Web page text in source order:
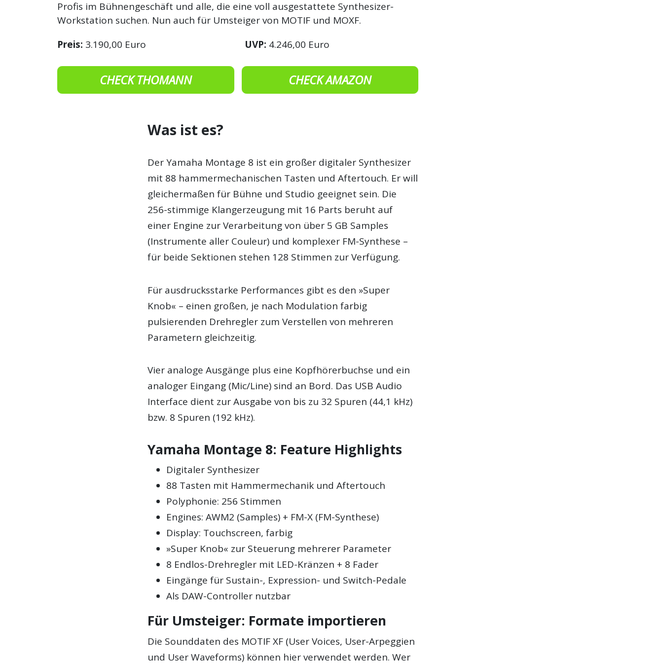
Profis im Bühnengeschäft und alle, die eine voll ausgestattete Synthesizer-
Workstation suchen. Nun auch für Umsteiger von MOTIF und MOXF.
Preis: 3.190,00 Euro UVP: 4.246,00 Euro
CHECK THOMANN CHECK AMAZON
Was ist es?
Der Yamaha Montage 8 ist ein großer digitaler Synthesizer
mit 88 hammermechanischen Tasten und Aftertouch. Er will
gleichermaßen für Bühne und Studio geeignet sein. Die
256-stimmige Klangerzeugung mit 16 Parts beruht auf
einer Engine zur Verarbeitung von über 5 GB Samples
(Instrumente aller Couleur) und komplexer FM-Synthese –
für beide Sektionen stehen 128 Stimmen zur Verfügung.
Für ausdrucksstarke Performances gibt es den »Super
Knob« – einen großen, je nach Modulation farbig
pulsierenden Drehregler zum Verstellen von mehreren
Parametern gleichzeitig.
Vier analoge Ausgänge plus eine Kopfhörerbuchse und ein
analoger Eingang (Mic/Line) sind an Bord. Das USB Audio
Interface dient zur Ausgabe von bis zu 32 Spuren (44,1 kHz)
bzw. 8 Spuren (192 kHz).
Yamaha Montage 8: Feature Highlights
Digitaler Synthesizer
88 Tasten mit Hammermechanik und Aftertouch
Polyphonie: 256 Stimmen
Engines: AWM2 (Samples) + FM-X (FM-Synthese)
Display: Touchscreen, farbig
»Super Knob« zur Steuerung mehrerer Parameter
8 Endlos-Drehregler mit LED-Kränzen + 8 Fader
Eingänge für Sustain-, Expression- und Switch-Pedale
Als DAW-Controller nutzbar
Für Umsteiger: Formate importieren
Die Sounddaten des MOTIF XF (User Voices, User-Arpeggien
und User Waveforms) können hier verwendet werden. Wer